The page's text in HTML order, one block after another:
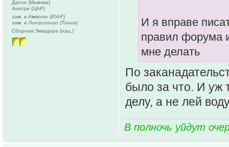
И я вправе
правил форума
мне делать
По
было за что. И уж
делу, а не лей
В полночь уйдут
Дагон (Мьянма)
Анегри (ЦАР)
зам. в Амвоти (ЮАР)
зам. в Лонголонго (Тонга)
Сборная Эквадора (нац.)